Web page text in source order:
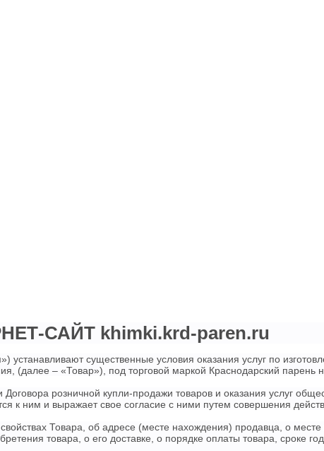
САЙТ khimki.krd-paren.ru
существенные условия оказания услуг по
(далее – «Товар»), под торговой маркой Краснодарский парень
розничной купли-продажи товаров и оказания услуг
к ним и выражает свое согласие с ними путем совершения
Товара, об адресе (месте нахождения) продавца, о
товара, о его доставке, о порядке оплаты товара, сроке